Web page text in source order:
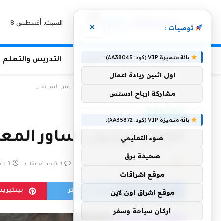
السبت, أغسطس 8
الرئيسية منوعات التعليم التدريس والتعلم
أطفال يرتدون أساور المعصم في الحرمين الشريفين
أطفال يرتدون أساور
لا توجد تعليقات 3 دقائق
فيسبوك تويتر
توصيات : ×
باقة متميزة VIP (كود: AA38045):
اول اثنين ريادة اعمال
مشاركة ارباح ادسنس
باقة متميزة VIP (كود: AA35872):
ضوء التعليمي
صحيفة برق
موقع اشراقات
موقع اشراق اون لاين
اركان سياحة وسفر